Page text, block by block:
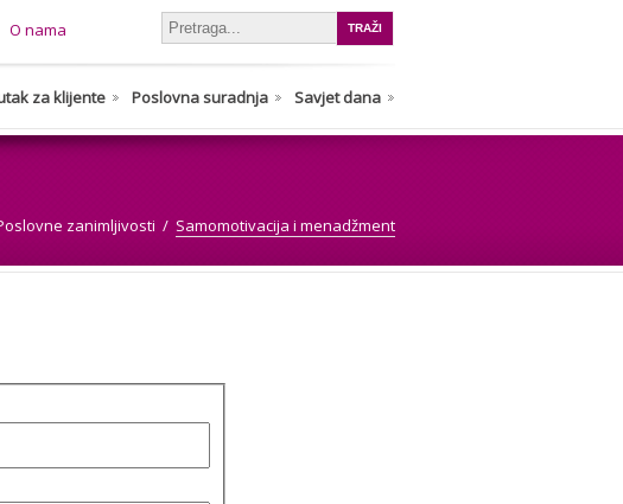
O nama
za klijente Poslovna suradnja Savjet dana
zanimljivosti Samomotivacija i menadžment